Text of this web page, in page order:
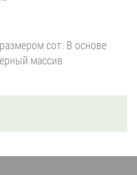
сот. В основе
массив